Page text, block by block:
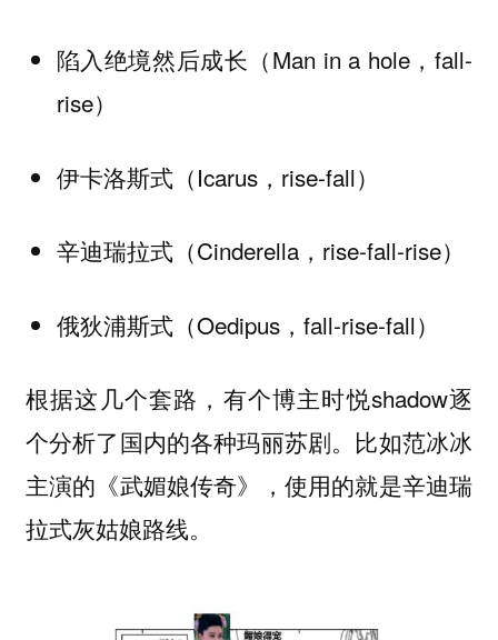
陷入绝境然后成长（Man in a hole，fall-
rise）
伊卡洛斯式（Icarus，rise-fall）
辛迪瑞拉式（Cinderella，rise-fall-rise）
俄狄浦斯式（Oedipus，fall-rise-fall）
根据这几个套路，有个博主时悦shadow逐
个分析了国内的各种玛丽苏剧。比如范冰冰
主演的《武媚娘传奇》，使用的就是辛迪瑞
拉式灰姑娘路线。